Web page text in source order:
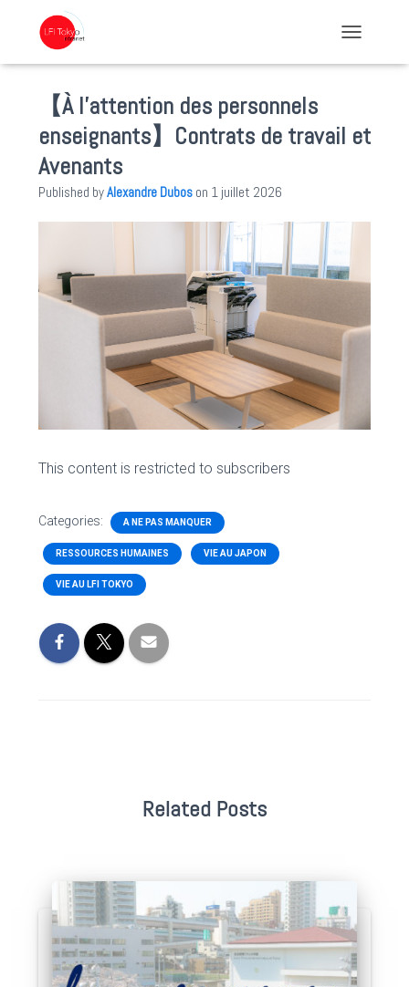
【À l’attention des personnels
enseignants】Contrats de travail et
Avenants
Published byAlexandre Dubos on 1 juillet 2026
This content is restricted to subscribers
Categories: A NE PAS MANQUER
RESSOURCES HUMAINES VIE AU JAPON
VIE AU LFI TOKYO
Related Posts